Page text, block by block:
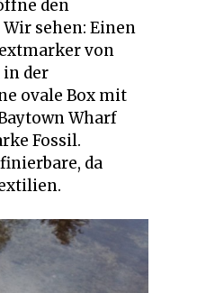
den
sehen: Einen
von
in der
ovale Box mit
Wharf
Fossil.
da